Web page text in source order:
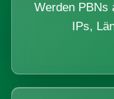
Werden PBNs
IPs,